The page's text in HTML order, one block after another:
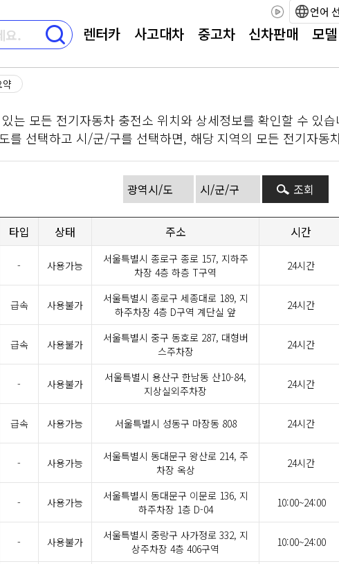
언어
렌터카 사고대차 중고차 신차판매 모델
는 모든 전기자동차 충전소 위치와 상세정보를 확인할 수 있습
를 선택하고 시/군/구를 선택하면, 해당 지역의 모든 전기자동
조회
타입 상태 주소 시간
- 사용가능
서울특별시 종로구 종로 157, 지하주
차장 4층 하층 T구역
24시간
급속 사용불가
서울특별시 종로구 세종대로 189, 지
하주차장 4층 D구역 계단실 앞
24시간
급속 사용불가
서울특별시 중구 동호로 287, 대형버
스주차장
24시간
- 사용불가
서울특별시 용산구 한남동 산10-84,
지상실외주차장
24시간
급속 사용가능 서울특별시 성동구 마장동 808 24시간
- 사용가능
서울특별시 동대문구 왕산로 214, 주
차장 옥상
24시간
- 사용가능
서울특별시 동대문구 이문로 136, 지
하주차장 1층 D-04
10:00~24:00
- 사용불가
서울특별시 중랑구 사가정로 332, 지
상주차장 4층 406구역
10:00~24:00